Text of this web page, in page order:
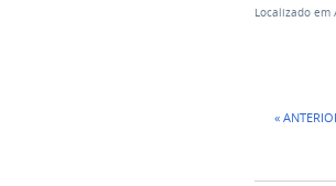
Localizado em
«